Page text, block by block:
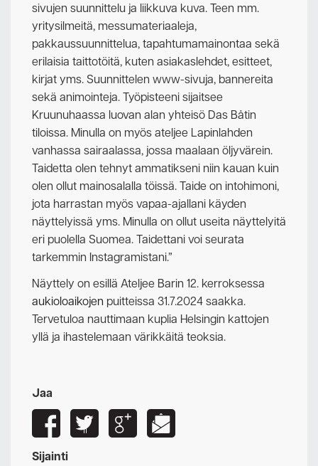
sivujen suunnittelu ja liikkuva kuva. Teen mm.
yritysilmeitä, messumateriaaleja,
pakkaussuunnittelua, tapahtumamainontaa sekä
erilaisia taittotöitä, kuten asiakaslehdet, esitteet,
kirjat yms. Suunnittelen www-sivuja, bannereita
sekä animointeja. Työpisteeni sijaitsee
Kruunuhaassa luovan alan yhteisö Das Båtin
tiloissa. Minulla on myös ateljee Lapinlahden
vanhassa sairaalassa, jossa maalaan öljyvärein.
Taidetta olen tehnyt ammatikseni niin kauan kuin
olen ollut mainosalalla töissä. Taide on intohimoni,
jota harrastan myös vapaa-ajallani käyden
näyttelyissä yms. Minulla on ollut useita näyttelyitä
eri puolella Suomea. Taidettani voi seurata
tarkemmin Instagramistani.”
Näyttely on esillä Ateljee Barin 12. kerroksessa
aukioloaikojen puitteissa 31.7.2024 saakka.
Tervetuloa nauttimaan kuplia Helsingin kattojen
yllä ja ihastelemaan värikkäitä teoksia.
Jaa
Sijainti